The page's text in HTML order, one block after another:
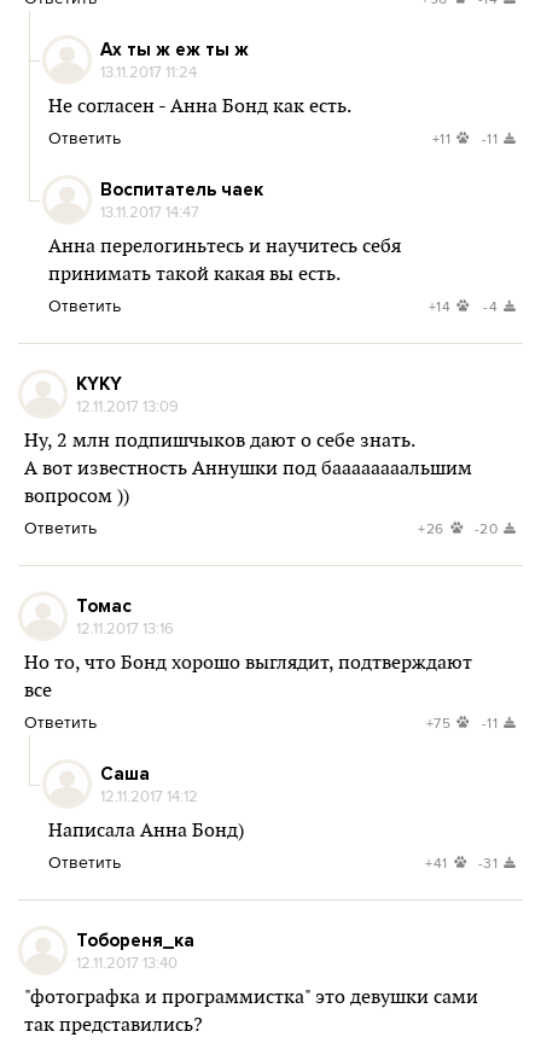
Ах ты ж еж ты ж
13.11.2017 11:24
Не согласен - Анна Бонд как есть.
Ответить +11 -11
Воспитатель чаек
13.11.2017 14:47
Анна перелогиньтесь и научитесь себя
принимать такой какая вы есть.
Ответить +14 -4
KYKY
12.11.2017 13:09
Ну, 2 млн подпишчыков дают о себе знать.
А вот известность Аннушки под баааааааальшим
вопросом ))
Ответить +26 -20
Томас
12.11.2017 13:16
Но то, что Бонд хорошо выглядит, подтверждают
все
Ответить +75 -11
Саша
12.11.2017 14:12
Написала Анна Бонд)
Ответить +41 -31
Тобореня_ка
12.11.2017 13:40
"фотографка и программистка" это девушки сами
так представились?